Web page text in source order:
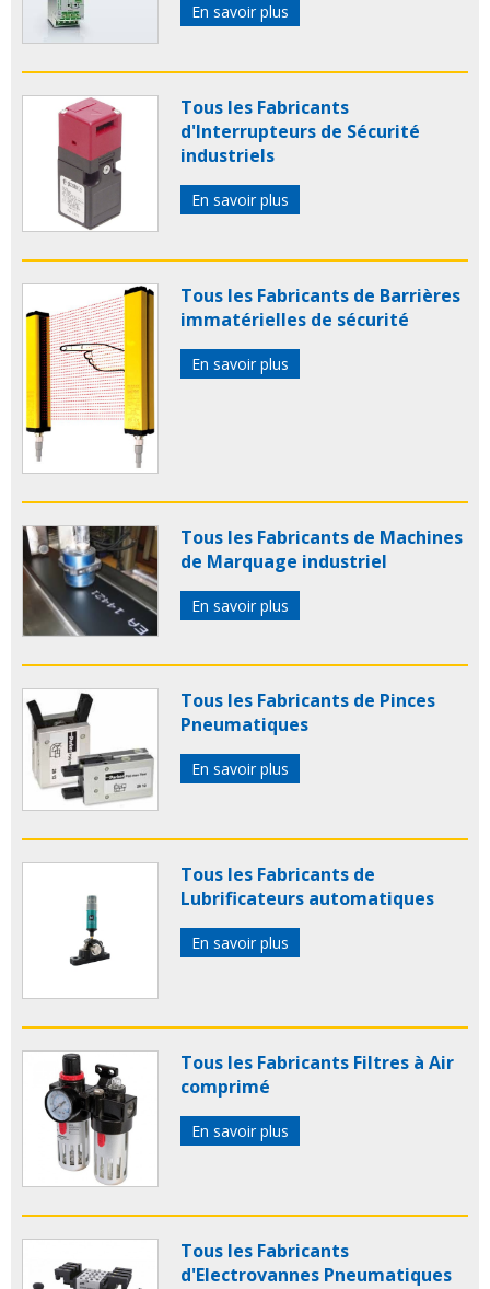
En savoir plus
Tous les Fabricants
d'Interrupteurs de Sécurité
industriels
En savoir plus
Tous les Fabricants de Barrières
immatérielles de sécurité
En savoir plus
Tous les Fabricants de Machines
de Marquage industriel
En savoir plus
Tous les Fabricants de Pinces
Pneumatiques
En savoir plus
Tous les Fabricants de
Lubrificateurs automatiques
En savoir plus
Tous les Fabricants Filtres à Air
comprimé
En savoir plus
Tous les Fabricants
d'Electrovannes Pneumatiques